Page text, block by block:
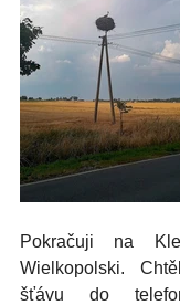
Pokračuji na
Wielkopolski.
šťávu do